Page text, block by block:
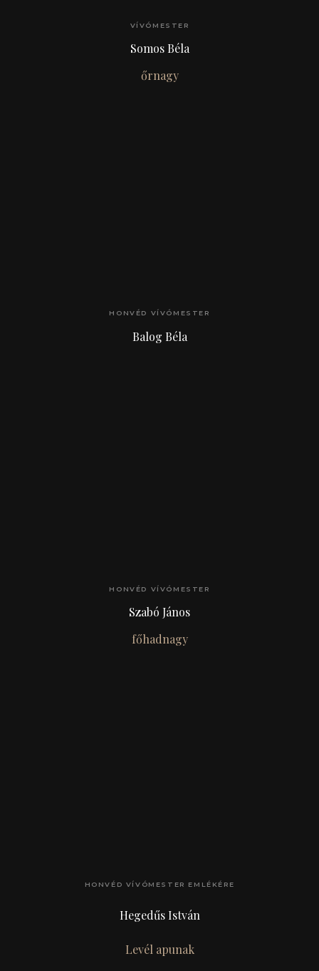
VÍVÓMESTER
Somos Béla
őrnagy
HONVÉD VÍVÓMESTER
Balog Béla
HONVÉD VÍVÓMESTER
Szabó János
főhadnagy
HONVÉD VÍVÓMESTER EMLÉKÉRE
Hegedűs István
Levél apunak